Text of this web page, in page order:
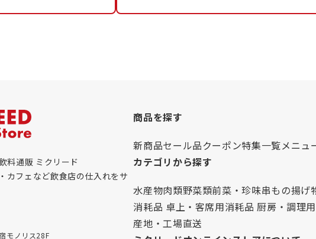
料通販 ミクリード
カフェなど飲食店の仕入れをサ
モノリス28F
商品を探す
新商品セール品クーポン特集一覧メニュ
カテゴリから探す
水産物肉類野菜類前菜・珍味串もの揚げ
消耗品 卓上・客席用消耗品 厨房・調理用
産地・工場直送